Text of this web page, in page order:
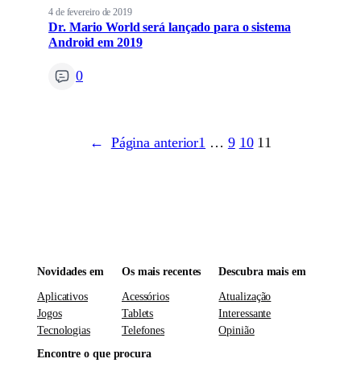
4 de fevereiro de 2019
Dr. Mario World será lançado para o sistema
Android em 2019
0
← Página anterior1 … 9 10 11
Novidades em
Aplicativos
Jogos
Tecnologias
Os mais recentes
Acessórios
Tablets
Telefones
Descubra mais em
Atualização
Interessante
Opinião
Encontre o que procura